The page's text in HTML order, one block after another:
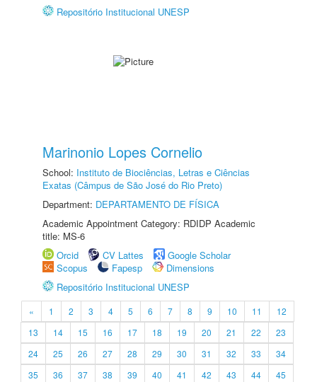
Repositório Institucional UNESP
Marinonio Lopes Cornelio
School: Instituto de Biociências, Letras e Ciências
Exatas (Câmpus de São José do Rio Preto)
Department: DEPARTAMENTO DE FÍSICA
Academic Appointment Category: RDIDP Academic
title: MS-6
Orcid
CV Lattes
Google Scholar
Scopus
Fapesp
Dimensions
Repositório Institucional UNESP
« 1 2 3 4 5 6 7 8 9 10 11
12
13
14 15 16 17 18 19 20 21 22
23
24
25 26 27 28 29 30 31 32 33
34
35
36 37 38 39 40 41 42 43 44
45